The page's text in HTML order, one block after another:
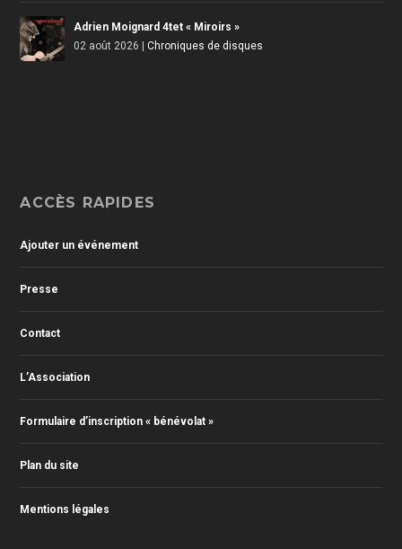
Adrien Moignard 4tet « Miroirs »
02 août 2026 |Chroniques de disques
ACCÈS RAPIDES
Ajouter un événement
Presse
Contact
L’Association
Formulaire d’inscription « bénévolat »
Plan du site
Mentions légales